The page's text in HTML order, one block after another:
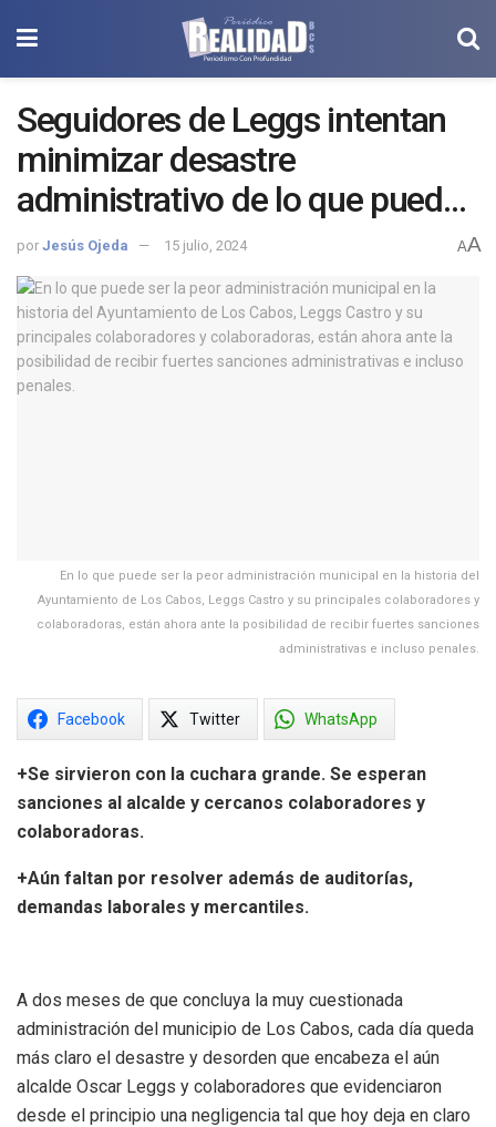
Seguidores de Leggs intentan
minimizar desastre
administrativo de lo que puede
ser el peor ayuntamiento de la
historia de Los Cabos
por Jesús Ojeda 15 julio, 2024 AA
En lo que puede ser la peor administración municipal en la historia del
Ayuntamiento de Los Cabos, Leggs Castro y su principales colaboradores y
colaboradoras, están ahora ante la posibilidad de recibir fuertes sanciones
administrativas e incluso penales.
Facebook Twitter WhatsApp
+Se sirvieron con la cuchara grande. Se esperan
sanciones al alcalde y cercanos colaboradores y
colaboradoras.
+Aún faltan por resolver además de auditorías,
demandas laborales y mercantiles.
A dos meses de que concluya la muy cuestionada
administración del municipio de Los Cabos, cada día queda
más claro el desastre y desorden que encabeza el aún
alcalde Oscar Leggs y colaboradores que evidenciaron
desde el principio una negligencia tal que hoy deja en claro